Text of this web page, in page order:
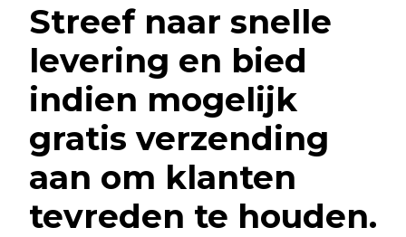
Streef naar snelle
levering en bied
indien mogelijk
gratis verzending
aan om klanten
tevreden te houden.